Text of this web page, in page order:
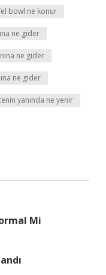
bowl ne konur
ne gider
ne gider
ne gider
yanında ne yenir
Mi